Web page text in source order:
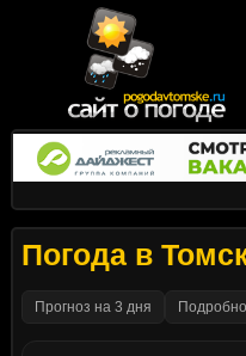
Погода в
Прогноз на 3 дня